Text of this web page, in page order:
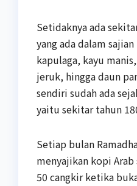
Setidaknya ada
yang ada dalam
kapulaga, kayu
jeruk, hingga daun
sendiri sudah ada
yaitu sekitar tahun
Setiap bulan
menyajikan kopi Arab
50 cangkir ketika